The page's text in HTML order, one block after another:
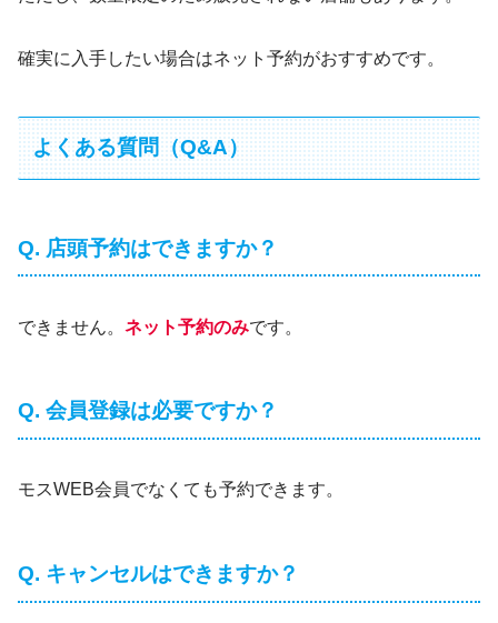
確実に入手したい場合はネット予約がおすすめです。
よくある質問（Q&A）
Q. 店頭予約はできますか？
できません。 ネット予約のみです。
Q. 会員登録は必要ですか？
モスWEB会員でなくても予約できます。
Q. キャンセルはできますか？